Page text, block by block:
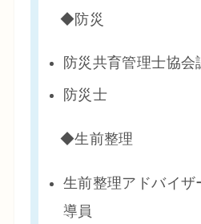
◆防災
防災共育管理士協会
防災士
◆生前整理
生前整理アドバイザ
導員